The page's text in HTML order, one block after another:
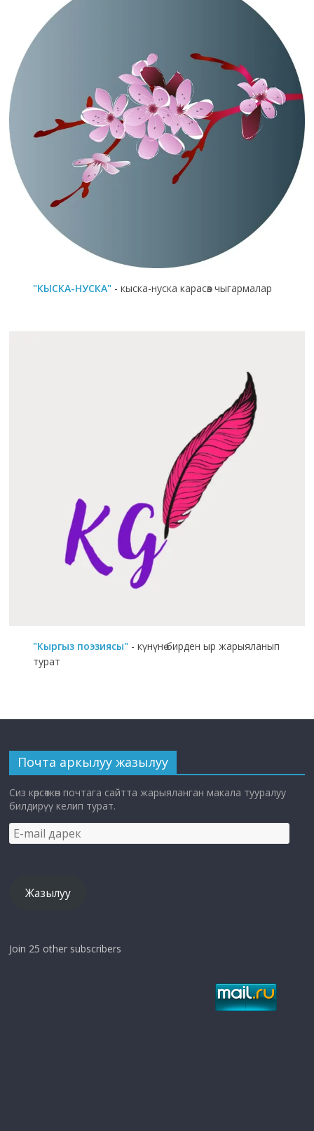
"КЫСКА-НУСКА" - кыска-нуска карасөз чыгармалар
"Кыргыз поэзиясы" - күнүнө бирден ыр жарыяланып
турат
Почта аркылуу жазылуу
Сиз көрсөткөн почтага сайтта жарыяланган макала тууралуу
билдирүү келип турат.
E-
mail
Жазылуу
Join 25 other subscribers